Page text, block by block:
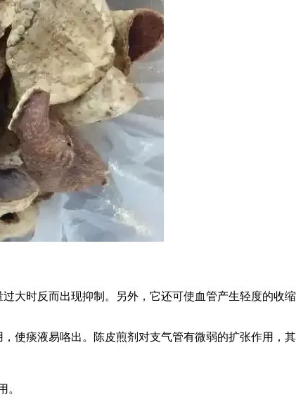
过大时反而出现抑制。另外，它还可使血管产生轻度的
使痰液易咯出。陈皮煎剂对支气管有微弱的扩张作用，
。